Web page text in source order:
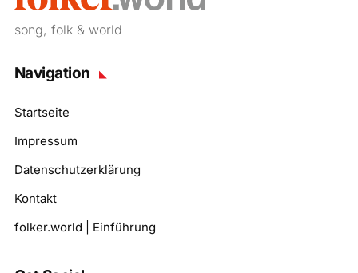
song, folk & world
Navigation
Startseite
Impressum
Datenschutzerklärung
Kontakt
folker.world | Einführung